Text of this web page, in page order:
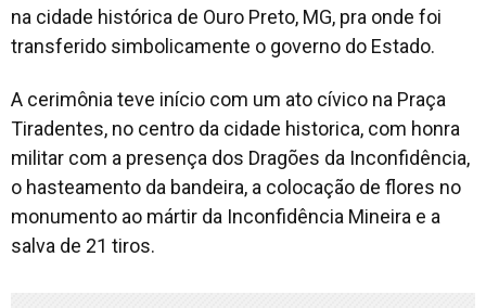
na cidade histórica de Ouro Preto, MG, pra onde foi
transferido simbolicamente o governo do Estado.
A cerimônia teve início com um ato cívico na Praça
Tiradentes, no centro da cidade historica, com honra
militar com a presença dos Dragões da Inconfidência,
o hasteamento da bandeira, a colocação de flores no
monumento ao mártir da Inconfidência Mineira e a
salva de 21 tiros.